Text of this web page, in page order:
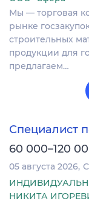
Мы — торговая
рынке
строительных
продукции для
предлагаем…
Специалист
60 000–120
05 августа 2026
НИКИТА